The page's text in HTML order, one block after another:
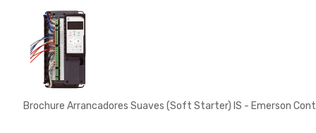
Brochure Arrancadores Suaves (Soft Starter) IS - Emerson